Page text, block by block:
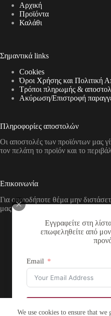
Εγγραφείτε στη
επωφεληθείτε από
Email
We use cookies to ensure that
Αρχική
Προϊόντα
Καλάθι
Σημαντικά links
Cookies
Όροι Χρήσης και Πολιτική
Τρόποι πληρωμής &
Aκύρωση/Επιστροφή
Πληροφορίες αποστολών
Οι αποστολές των προϊόντων μας
τον πελάτη το προϊόν και το
Επικοινωνία
Για οποιοδήποτε θέμα μην
μας με τους παρακάτω τρόπους
Διεύθυνση:
Νικολάου Χάσου
Τηλέφωνο:
+30 2385 503290
Email: